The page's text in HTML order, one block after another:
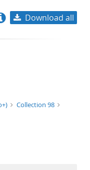
Download all
Collection 98